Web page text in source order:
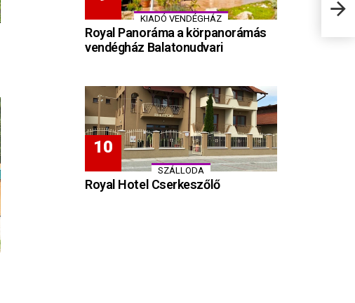
KIADÓ VENDÉGHÁZ
Royal Panoráma a körpanorámás
vendégház Balatonudvari
SZÁLLODA
Royal Hotel Cserkeszőlő